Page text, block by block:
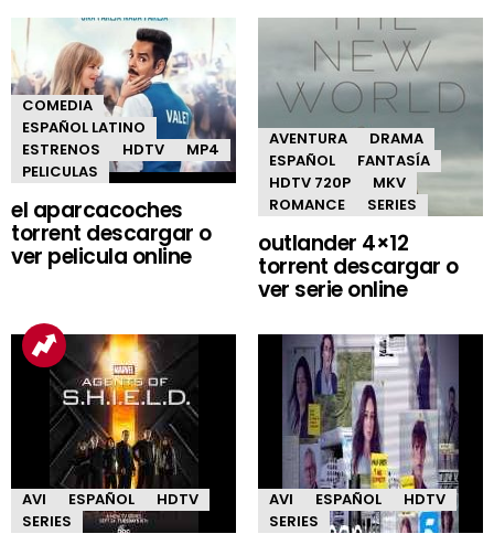
COMEDIA
ESPAÑOL LATINO
ESTRENOS
HDTV
MP4
PELICULAS
el aparcacoches
torrent descargar o
ver pelicula online
AVENTURA
DRAMA
ESPAÑOL
FANTASÍA
HDTV 720P
MKV
ROMANCE
SERIES
outlander 4×12
torrent descargar o
ver serie online
AVI ESPAÑOL
HDTV
SERIES
AVI ESPAÑOL
HDTV
SERIES